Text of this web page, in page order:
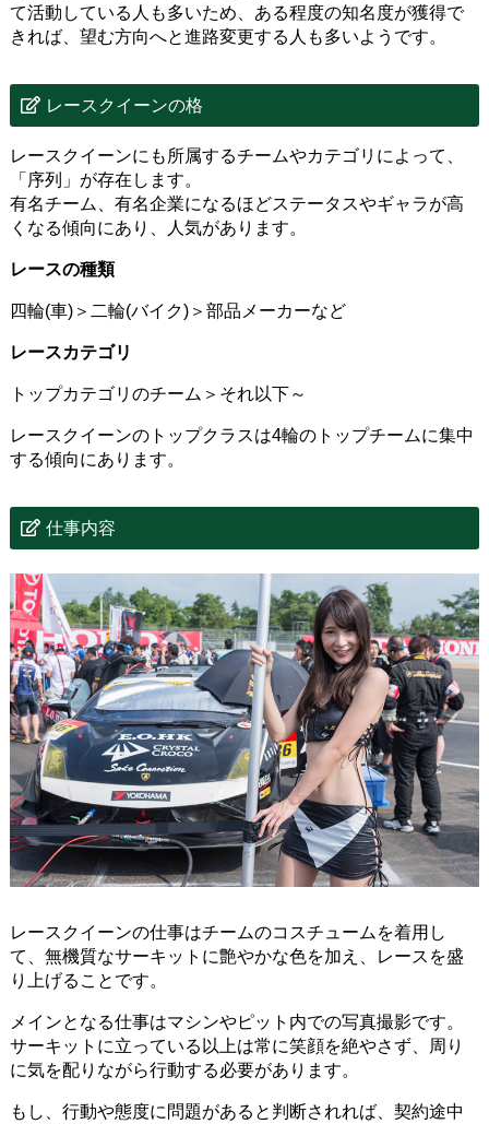
て活動している人も多いため、ある程度の知名度が獲得で
きれば、望む方向へと進路変更する人も多いようです。
レースクイーンの格
レースクイーンにも所属するチームやカテゴリによって、
「序列」が存在します。
有名チーム、有名企業になるほどステータスやギャラが高
くなる傾向にあり、人気があります。
レースの種類
四輪(車)＞二輪(バイク)＞部品メーカーなど
レースカテゴリ
トップカテゴリのチーム＞それ以下～
レースクイーンのトップクラスは4輪のトップチームに集中
する傾向にあります。
仕事内容
レースクイーンの仕事はチームのコスチュームを着用し
て、無機質なサーキットに艶やかな色を加え、レースを盛
り上げることです。
メインとなる仕事はマシンやピット内での写真撮影です。
サーキットに立っている以上は常に笑顔を絶やさず、周り
に気を配りながら行動する必要があります。
もし、行動や態度に問題があると判断されれば、契約途中